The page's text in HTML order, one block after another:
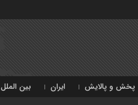
پخش و پالایش ایران بین الملل